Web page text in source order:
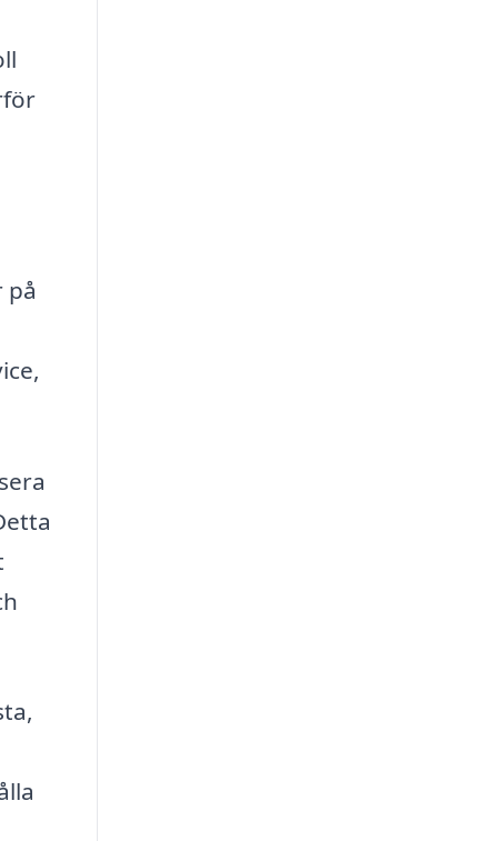
på